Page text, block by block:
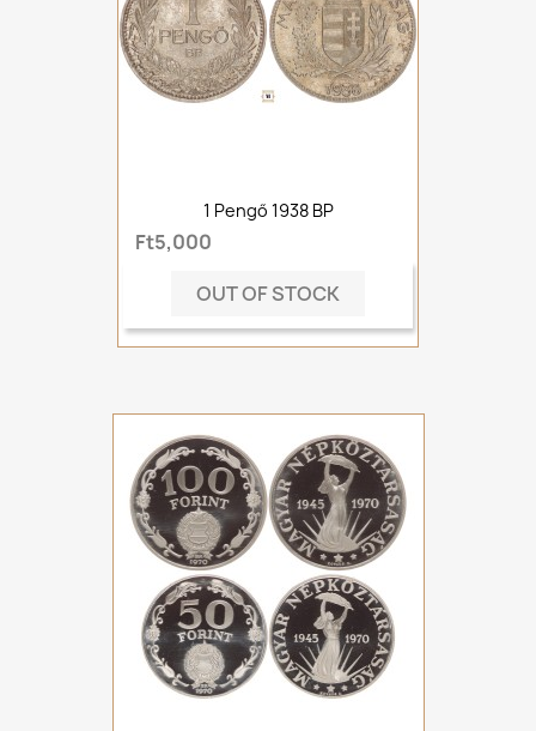
1 Pengő 1938 BP
Ft5,000
OUT OF STOCK